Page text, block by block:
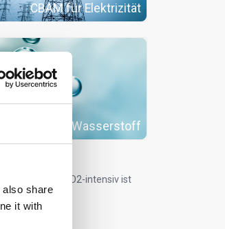
share
it with
CBAM für Elektrizität
CBAM für Wasserstoff
CO2-intensivist